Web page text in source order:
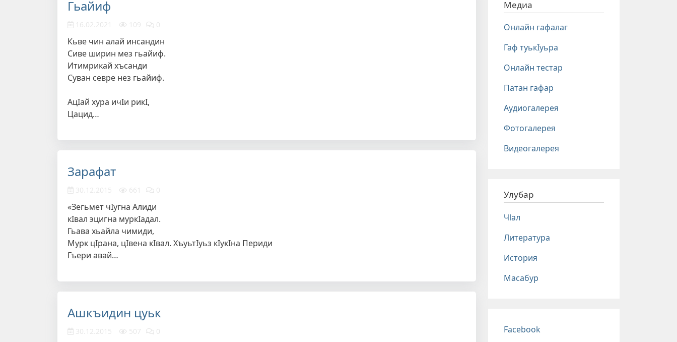
Гьайиф
16.02.2021 109 0
Кьве чин алай инсандин
Сиве ширин мез гьайиф.
Итимрикай хъсанди
Суван севре нез гьайиф.
АцIай хура ичIи рикI,
Цацид…
Зарафат
30.12.2015 661 0
«Зегьмет чIугна Алиди
кIвал эцигна муркIадал.
Гьава хьайла чимиди,
Мурк цIрана, цIвена кIвал. ХъуьтIуьз кIукIна Периди
Гъери авай…
Ашкъидин цуьк
30.12.2015 507 0
Медиа
Онлайн гафалаг
Гаф туькIуьра
Онлайн тестар
Патан гафар
Аудиогалерея
Фотогалерея
Видеогалерея
Улубар
Чlал
Литература
История
Масабур
Соц сети
Facebook